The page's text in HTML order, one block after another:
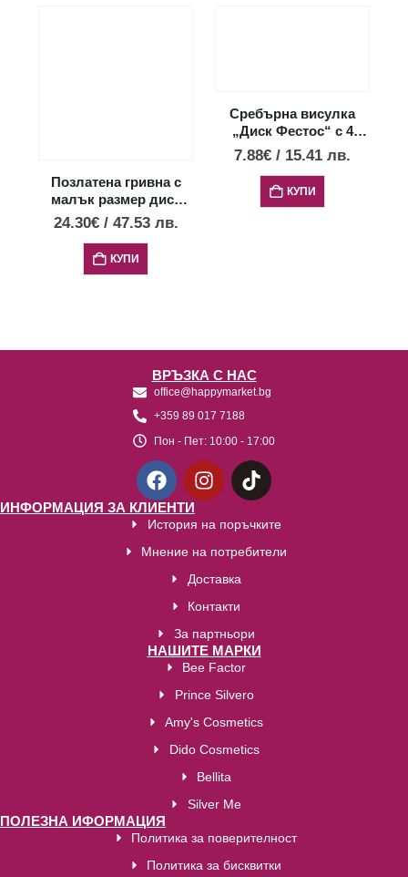
Позлатена гривна с
малък размер диск
Фестос с черен център
24.30€ / 47.53 лв.
КУПИ
Сребърна висулка
„Диск Фестос“ с 4
опала, XXS
7.88€ / 15.41 лв.
КУПИ
ВРЪЗКА С НАС
office@happymarket.bg
+359 89 017 7188
Пон - Пет: 10:00 - 17:00
ИНФОРМАЦИЯ ЗА КЛИЕНТИ
История на поръчките
Мнение на потребители
Доставка
Контакти
За партньори
НАШИТЕ МАРКИ
Bee Factor
Prince Silvero
Amy's Cosmetics
Dido Cosmetics
Bellita
Silver Me
ПОЛЕЗНА ИФОРМАЦИЯ
Политика за поверителност
Политика за бисквитки